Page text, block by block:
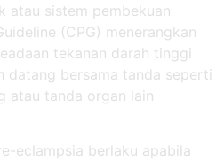
atau sistem pembekuan
(CPG) menerangkan
tekanan darah tinggi
datang bersama tanda seperti
atau tanda organ lain
eclampsia berlaku apabila